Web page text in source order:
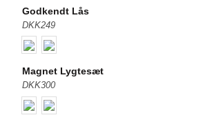
Godkendt Lås
DKK249
Magnet Lygtesæt
DKK300